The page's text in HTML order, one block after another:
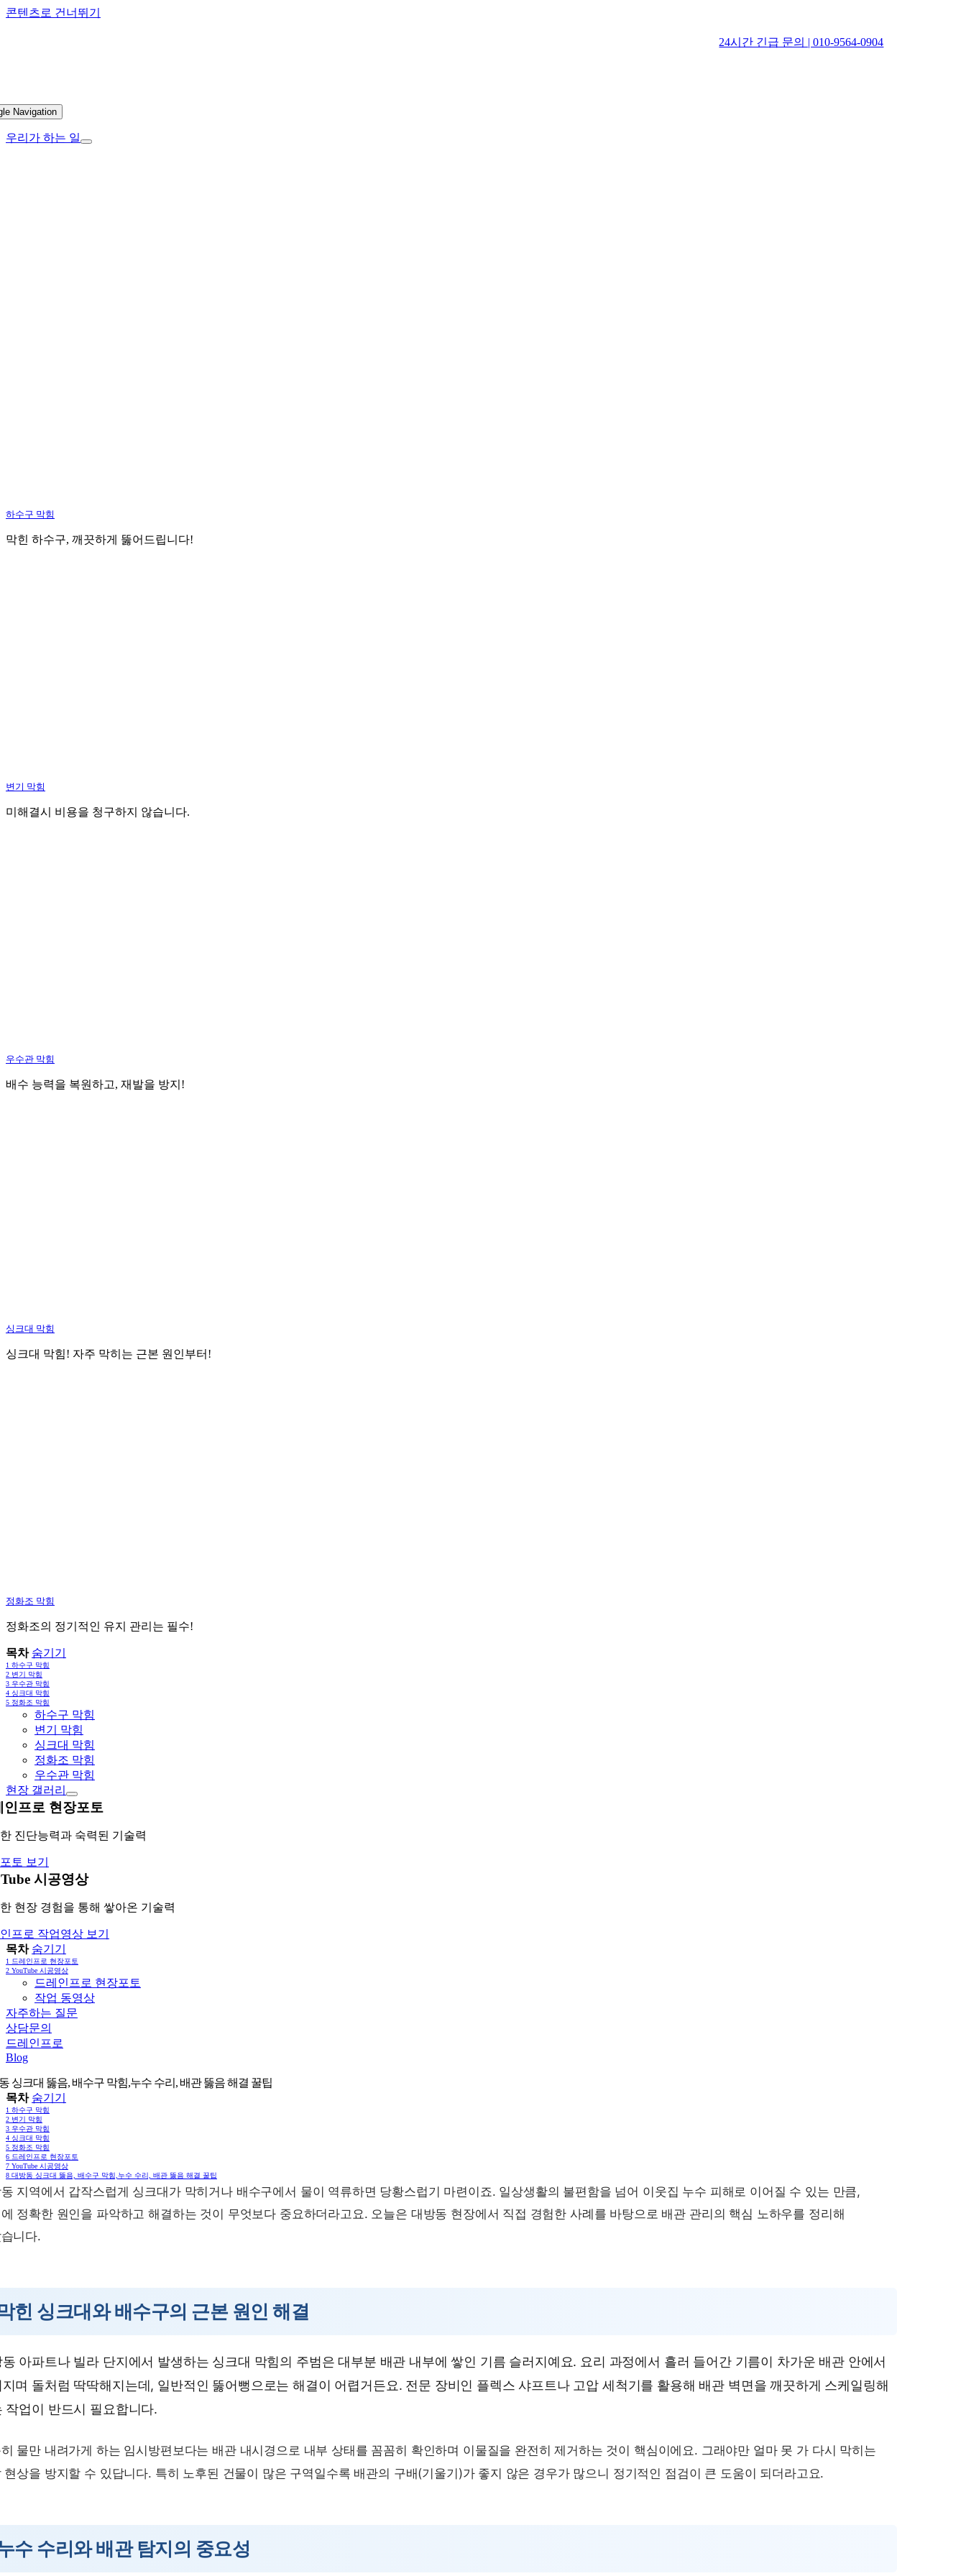
콘텐츠로 건너뛰기
24시간 긴급 문의 | 010-9564-0904
Navigation
우리가 하는 일
하수구 막힘
막힌 하수구, 깨끗하게 뚫어드립니다!
변기 막힘
미해결시 비용을 청구하지 않습니다.
우수관 막힘
배수 능력을 복원하고, 재발을 방지!
싱크대 막힘
싱크대 막힘! 자주 막히는 근본 원인부터!
정화조 막힘
정화조의 정기적인 유지 관리는 필수!
목차 숨기기
1 하수구 막힘
2 변기 막힘
3 우수관 막힘
4 싱크대 막힘
5 정화조 막힘
하수구 막힘
변기 막힘
싱크대 막힘
정화조 막힘
우수관 막힘
현장 갤러리
인프로 현장포토
진단능력과 숙력된 기술력
토 보기
시공영상
현장 경험을 통해 쌓아온 기술력
프로 작업영상 보기
목차 숨기기
1 드레인프로 현장포토
2 YouTube 시공영상
드레인프로 현장포토
작업 동영상
자주하는 질문
상담문의
드레인프로
Blog
싱크대 뚫음, 배수구 막힘,누수 수리, 배관 뚫음 해결 꿀팁
목차 숨기기
1 하수구 막힘
2 변기 막힘
3 우수관 막힘
4 싱크대 막힘
5 정화조 막힘
6 드레인프로 현장포토
7 YouTube 시공영상
8 대방동 싱크대 뚫음, 배수구 막힘,누수 수리, 배관 뚫음 해결 꿀팁
지역에서 갑작스럽게 싱크대가 막히거나 배수구에서 물이 역류하면 당황스럽기 마련이죠. 일상생활의 불편함을 넘어 이웃집 누수 피해로 이어질 수 있는 만큼,
정확한 원인을 파악하고 해결하는 것이 무엇보다 중요하더라고요. 오늘은 대방동 현장에서 직접 경험한 사례를 바탕으로 배관 관리의 핵심 노하우를 정리해
니다.
힌 싱크대와 배수구의 근본 원인 해결
아파트나 빌라 단지에서 발생하는 싱크대 막힘의 주범은 대부분 배관 내부에 쌓인 기름 슬러지예요. 요리 과정에서 흘러 들어간 기름이 차가운 배관 안에서
며 돌처럼 딱딱해지는데, 일반적인 뚫어뻥으로는 해결이 어렵거든요. 전문 장비인 플렉스 샤프트나 고압 세척기를 활용해 배관 벽면을 깨끗하게 스케일링해
작업이 반드시 필요합니다.
물만 내려가게 하는 임시방편보다는 배관 내시경으로 내부 상태를 꼼꼼히 확인하며 이물질을 완전히 제거하는 것이 핵심이에요. 그래야만 얼마 못 가 다시 막히는
현상을 방지할 수 있답니다. 특히 노후된 건물이 많은 구역일수록 배관의 구배(기울기)가 좋지 않은 경우가 많으니 정기적인 점검이 큰 도움이 되더라고요.
수 수리와 배관 탐지의 중요성